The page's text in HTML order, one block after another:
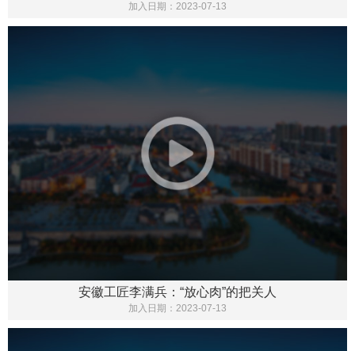
加入日期： 2023-07-13
安徽工匠李满兵：“放心肉”的把关人
加入日期： 2023-07-13